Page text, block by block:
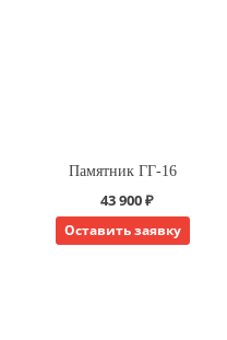
Памятник ГГ-16
43 900 ₽
Оставить заявку